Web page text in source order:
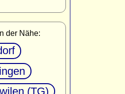
der Nähe:
(TG)